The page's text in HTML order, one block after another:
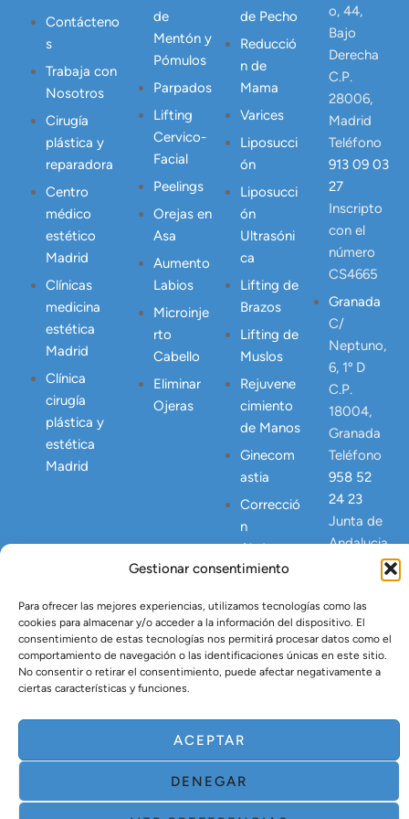
Gestionar consentimiento
Para ofrecer las mejores experiencias, utilizamos tecnologías como las
cookies para almacenar y/o acceder a la información del dispositivo. El
consentimiento de estas tecnologías nos permitirá procesar datos como el
comportamiento de navegación o las identificaciones únicas en este sitio.
No consentir o retirar el consentimiento, puede afectar negativamente a
ciertas características y funciones.
ACEPTAR
DENEGAR
Contácteno
s
Trabaja con
Nosotros
Cirugía
plástica y
reparadora
Centro
médico
estético
Madrid
Clínicas
medicina
estética
Madrid
Clínica
cirugía
plástica y
estética
Madrid
de
Mentón y
Pómulos
Parpados
Lifting
Cervico-
Facial
Peelings
Orejas en
Asa
Aumento
Labios
Microinje
rto
Cabello
Eliminar
Ojeras
de Pecho
Reducció
n de
Mama
Varices
Liposucci
ón
Liposucci
ón
Ultrasóni
ca
Lifting de
Brazos
Lifting de
Muslos
Rejuvene
cimiento
de Manos
Ginecom
astia
Correcció
n
Abdomen
Postpart
Lipo
Vaser
Tratamien
o, 44,
Bajo
Derecha
C.P.
28006,
Madrid
Teléfono
913 09 03
27
Inscripto
con el
número
CS4665
Granada
C/
Neptuno,
6, 1º D
C.P.
18004,
Granada
Teléfono
958 52
24 23
Junta de
Andalucia